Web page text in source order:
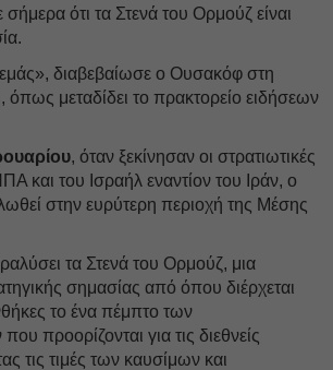
ότι τα Στενά του Ορμούζ είναι
εμάς», διαβεβαίωσε ο Ουσακόφ στη
μεταδίδει το πρακτορείο ειδήσεων
, όταν ξεκίνησαν οι στρατιωτικές
και του Ισραήλ εναντίον του Ιράν, ο
στην ευρύτερη περιοχή της Μέσης
τα Στενά του Ορμούζ, μια
σημασίας από όπου διέρχεται
το ένα πέμπτο των
προορίζονται για τις διεθνείς
τις τιμές των καυσίμων και